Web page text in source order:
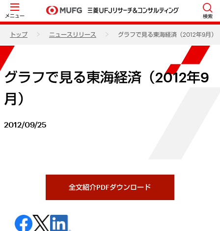
メニュー 検索
トップ ニュースリリース グラフで見る東海経済（2012年9月）
グラフで見る東海経済（2012年9
月）
2012/09/25
全文紹介PDFダウンロード